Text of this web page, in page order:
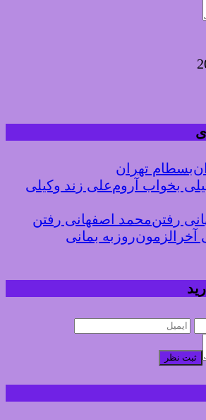
بسطام تهران
علی زند وکیلی
محمد اصفهانی رفتن
روزبه بمانی
ثبت نظر